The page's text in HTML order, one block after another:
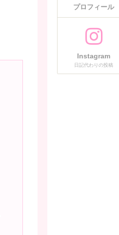
プロフィール
Instagram
日記代わりの投稿